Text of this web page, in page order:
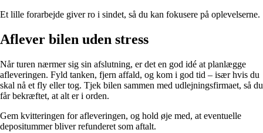
Et lille forarbejde giver ro i sindet, så du kan fokusere på oplevelserne.
Aflever bilen uden stress
Når turen nærmer sig sin afslutning, er det en god idé at planlægge
afleveringen. Fyld tanken, fjern affald, og kom i god tid – især hvis du
skal nå et fly eller tog. Tjek bilen sammen med udlejningsfirmaet, så du
får bekræftet, at alt er i orden.
Gem kvitteringen for afleveringen, og hold øje med, at eventuelle
depositummer bliver refunderet som aftalt.